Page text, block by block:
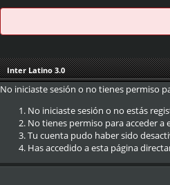
Inter Latino 3.0
No iniciaste sesión o no tienes permiso
No iniciaste sesión o no estás
No tienes permiso para acceder a
Tu cuenta pudo haber sido
Has accedido a esta página